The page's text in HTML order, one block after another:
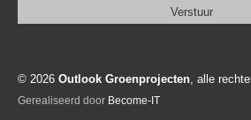
© 2026 Outlook Groenprojecten, alle
Gerealiseerd door Become-IT